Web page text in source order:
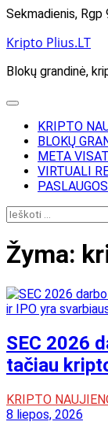
Skip
content
Sekmadienis, Rgp
Kripto Plius.LT
Blokų grandinė,
KRIPTO
BLOKŲ
META
VIRTUALI
PASLAUGOS
Ieškoti:
Žyma:
SEC 2026
tačiau
KRIPTO
8 liepos, 2026